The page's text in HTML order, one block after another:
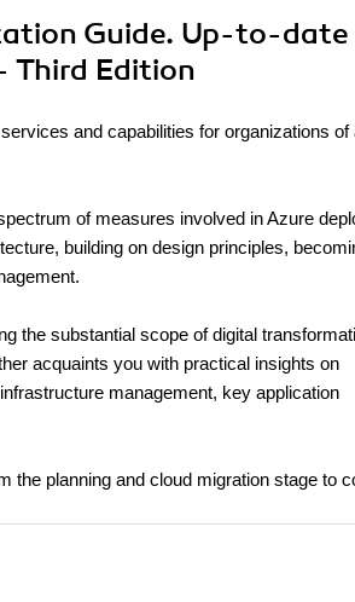
Guide. Up-to-date
Third Edition
and capabilities for organizations of
of measures involved in Azure
building on design principles,
the substantial scope of digital
acquaints you with practical insights on
management, key application
the planning and cloud migration stage to